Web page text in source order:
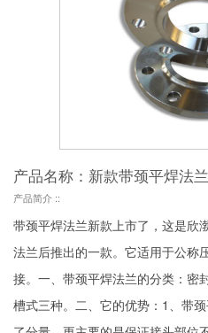
产品名称：新款带颈平焊法兰
产品简介 ::
带颈平焊法兰新款上市了，这是欣
法兰后推出的一款。它适用于公称
接。一、带颈平焊法兰的分类：密
槽式三种。二、它的优势：1、带